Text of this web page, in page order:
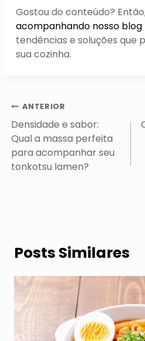
Gostou do conteúdo?
acompanhando nosso blog
tendências e soluções que
sua cozinha.
Navegação
de
Post
ANTERIOR
Densidade e sabor:
Qual a massa perfeita
para acompanhar seu
tonkotsu lamen?
Posts Similares